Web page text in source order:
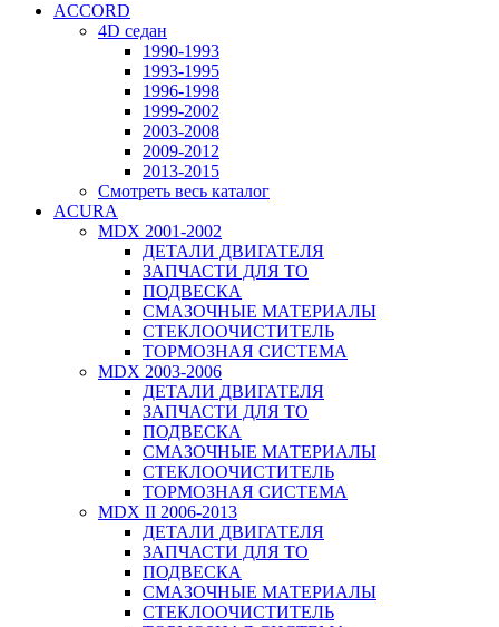
ACCORD
4D седан
1990-1993
1993-1995
1996-1998
1999-2002
2003-2008
2009-2012
2013-2015
Смотреть весь каталог
ACURA
MDX 2001-2002
ДЕТАЛИ ДВИГАТЕЛЯ
ЗАПЧАСТИ ДЛЯ ТО
ПОДВЕСКА
СМАЗОЧНЫЕ МАТЕРИАЛЫ
СТЕКЛООЧИСТИТЕЛЬ
ТОРМОЗНАЯ СИСТЕМА
MDX 2003-2006
ДЕТАЛИ ДВИГАТЕЛЯ
ЗАПЧАСТИ ДЛЯ ТО
ПОДВЕСКА
СМАЗОЧНЫЕ МАТЕРИАЛЫ
СТЕКЛООЧИСТИТЕЛЬ
ТОРМОЗНАЯ СИСТЕМА
MDX II 2006-2013
ДЕТАЛИ ДВИГАТЕЛЯ
ЗАПЧАСТИ ДЛЯ ТО
ПОДВЕСКА
СМАЗОЧНЫЕ МАТЕРИАЛЫ
СТЕКЛООЧИСТИТЕЛЬ